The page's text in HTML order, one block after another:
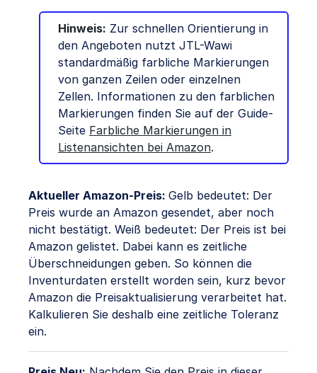
Hinweis: Zur schnellen Orientierung in
den Angeboten nutzt JTL-Wawi
standardmäßig farbliche Markierungen
von ganzen Zeilen oder einzelnen
Zellen. Informationen zu den farblichen
Markierungen finden Sie auf der Guide-
Seite Farbliche Markierungen in
Listenansichten bei Amazon.
Aktueller Amazon-Preis: Gelb bedeutet: Der
Preis wurde an Amazon gesendet, aber noch
nicht bestätigt. Weiß bedeutet: Der Preis ist bei
Amazon gelistet. Dabei kann es zeitliche
Überschneidungen geben. So können die
Inventurdaten erstellt worden sein, kurz bevor
Amazon die Preisaktualisierung verarbeitet hat.
Kalkulieren Sie deshalb eine zeitliche Toleranz
ein.